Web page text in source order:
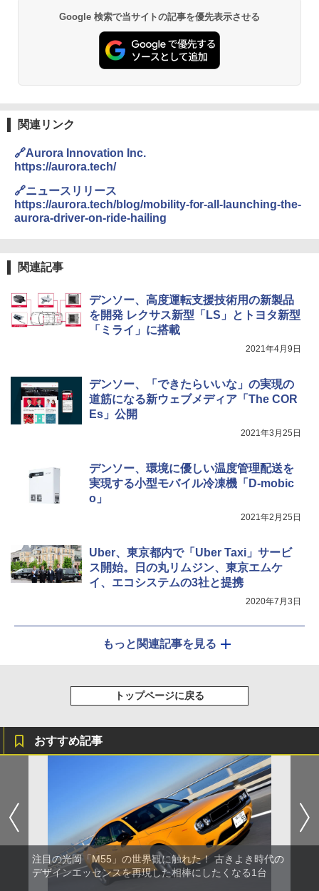
Google 検索で当サイトの記事を優先表示させる
関連リンク
🔗Aurora Innovation Inc.
https://aurora.tech/
🔗ニュースリリース
https://aurora.tech/blog/mobility-for-all-launching-the-
aurora-driver-on-ride-hailing
関連記事
デンソー、高度運転支援技術用の新製品
を開発 レクサス新型「LS」とトヨタ新型
「ミライ」に搭載
2021年4月9日
デンソー、「できたらいいな」の実現の
道筋になる新ウェブメディア「The COR
Es」公開
2021年3月25日
デンソー、環境に優しい温度管理配送を
実現する小型モバイル冷凍機「D-mobic
o」
2021年2月25日
Uber、東京都内で「Uber Taxi」サービ
ス開始。日の丸リムジン、東京エムケ
イ、エコシステムの3社と提携
2020年7月3日
もっと関連記事を見る
トップページに戻る
おすすめ記事
注目の光岡「M55」の世界観に触れた！ 古きよき時代の
デザインエッセンスを再現した相棒にしたくなる1台